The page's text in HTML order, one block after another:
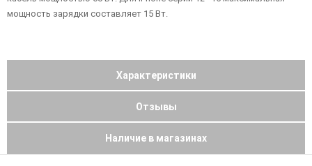
мощность зарядки составляет 15 Вт.
Характеристики
Отзывы
Наличие в магазинах